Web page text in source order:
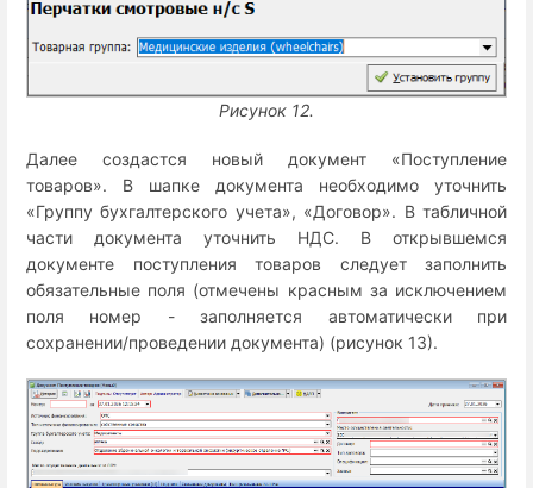
Рисунок 12.
Далее создастся новый документ «Поступление
товаров». В шапке документа необходимо уточнить
«Группу бухгалтерского учета», «Договор». В табличной
части документа уточнить НДС. В открывшемся
документе поступления товаров следует заполнить
обязательные поля (отмечены красным за исключением
поля номер - заполняется автоматически при
сохранении/проведении документа) (рисунок 13).